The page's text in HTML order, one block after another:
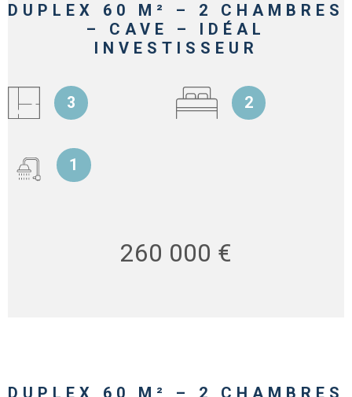
DUPLEX 60 M² – 2 CHAMBRES
– CAVE – IDÉAL
INVESTISSEUR
3 2
1
260 000 €
DUPLEX 60 M² – 2 CHAMBRES